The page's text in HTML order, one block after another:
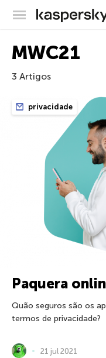
MWC21
3 Artigos
privacidade
Paquera
Quão seguros são os
termos de privacidade?
21 jul 2021